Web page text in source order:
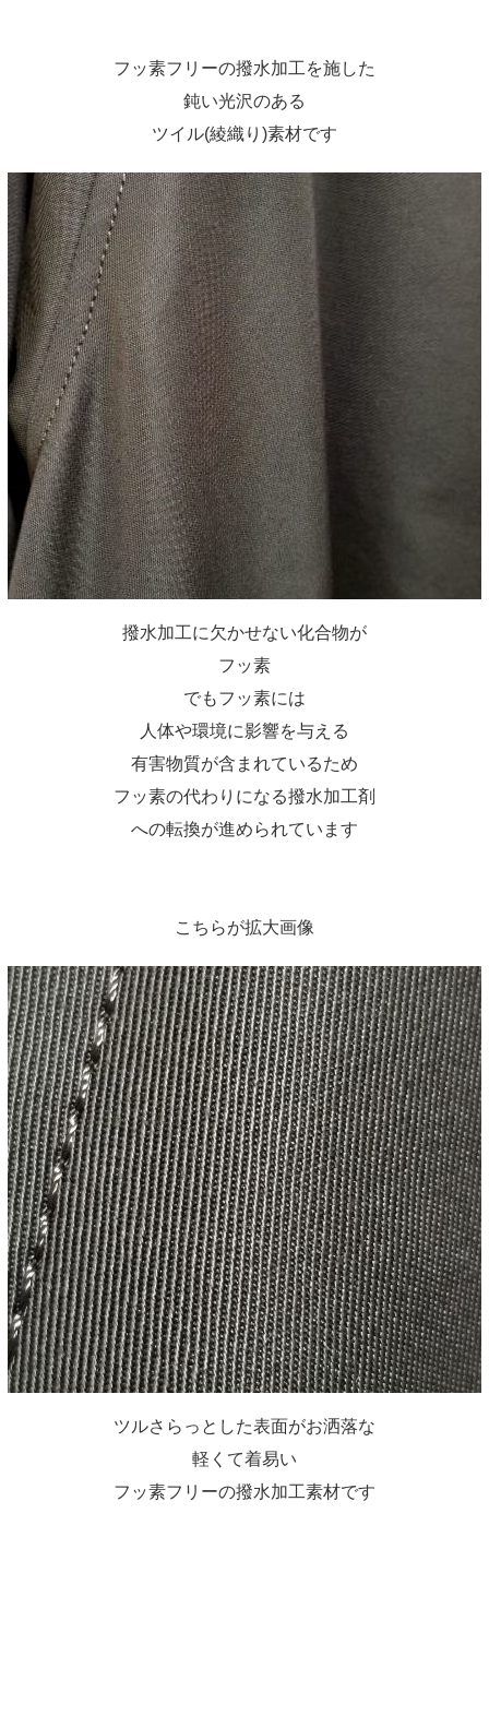
フッ素フリーの撥水加工を施した
鈍い光沢のある
ツイル(綾織り)素材です
撥水加工に欠かせない化合物が
フッ素
でもフッ素には
人体や環境に影響を与える
有害物質が含まれているため
フッ素の代わりになる撥水加工剤
への転換が進められています
こちらが拡大画像
ツルさらっとした表面がお洒落な
軽くて着易い
フッ素フリーの撥水加工素材です